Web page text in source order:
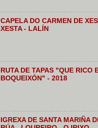
CAPELA DO CARMEN DE
XESTA - LALÍN
RUTA DE TAPAS "QUE RICO
BOQUEIXÓN" - 2018
IGREXA DE SANTA MARIÑA